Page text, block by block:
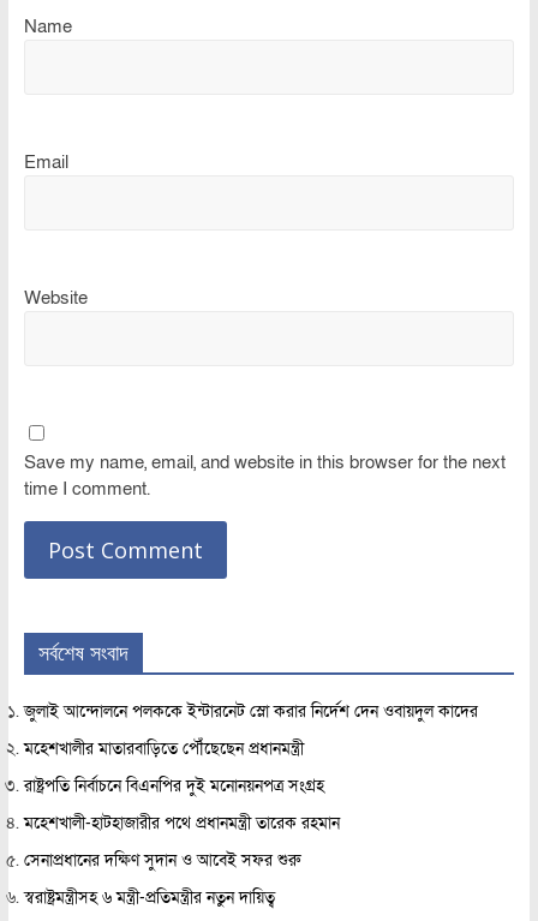
Name
Email
Website
Save my name, email, and website in this browser for the next
time I comment.
সর্বশেষ সংবাদ
জুলাই আন্দোলনে পলককে ইন্টারনেট স্লো করার নির্দেশ দেন ওবায়দুল কাদের
মহেশখালীর মাতারবাড়িতে পৌঁছেছেন প্রধানমন্ত্রী
রাষ্ট্রপতি নির্বাচনে বিএনপির দুই মনোনয়নপত্র সংগ্রহ
মহেশখালী-হাটহাজারীর পথে প্রধানমন্ত্রী তারেক রহমান
সেনাপ্রধানের দক্ষিণ সুদান ও আবেই সফর শুরু
স্বরাষ্ট্রমন্ত্রীসহ ৬ মন্ত্রী-প্রতিমন্ত্রীর নতুন দায়িত্ব